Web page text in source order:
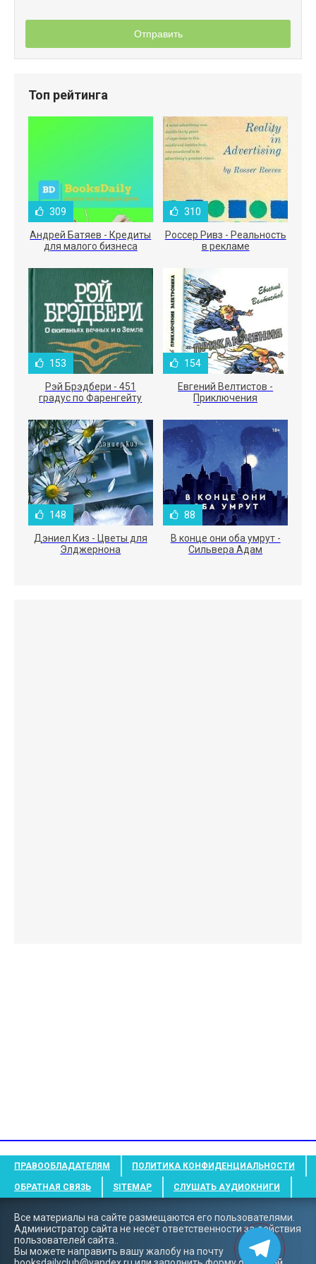
Отправить
Топ рейтинга
309
Андрей Батяев - Кредиты
для малого бизнеса
310
Россер Ривз - Реальность
в рекламе
153
Рэй Брэдбери - 451
градус по Фаренгейту
154
Евгений Велтистов -
Приключения
Электроника
148
Дэниел Киз - Цветы для
Элджернона
88
В конце они оба умрут -
Сильвера Адам
ПРАВООБЛАДАТЕЛЯМ ПОЛИТИКА КОНФИДЕНЦИАЛЬНОСТИ
ОБРАТНАЯ СВЯЗЬ SITEMAP СЛУШАТЬ АУДИОКНИГИ
Все материалы на сайте размещаются его пользователями.
Администратор сайта не несёт ответственности за действия
пользователей сайта..
Вы можете направить вашу жалобу на почту